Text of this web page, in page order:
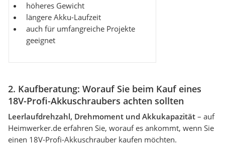
höheres Gewicht
längere Akku-Laufzeit
auch für umfangreiche Projekte
geeignet
2. Kaufberatung: Worauf Sie beim Kauf eines
18V-Profi-Akkuschraubers achten sollten
Leerlaufdrehzahl, Drehmoment und Akkukapazität – auf
Heimwerker.de erfahren Sie, worauf es ankommt, wenn Sie
einen 18V-Profi-Akkuschrauber kaufen möchten.